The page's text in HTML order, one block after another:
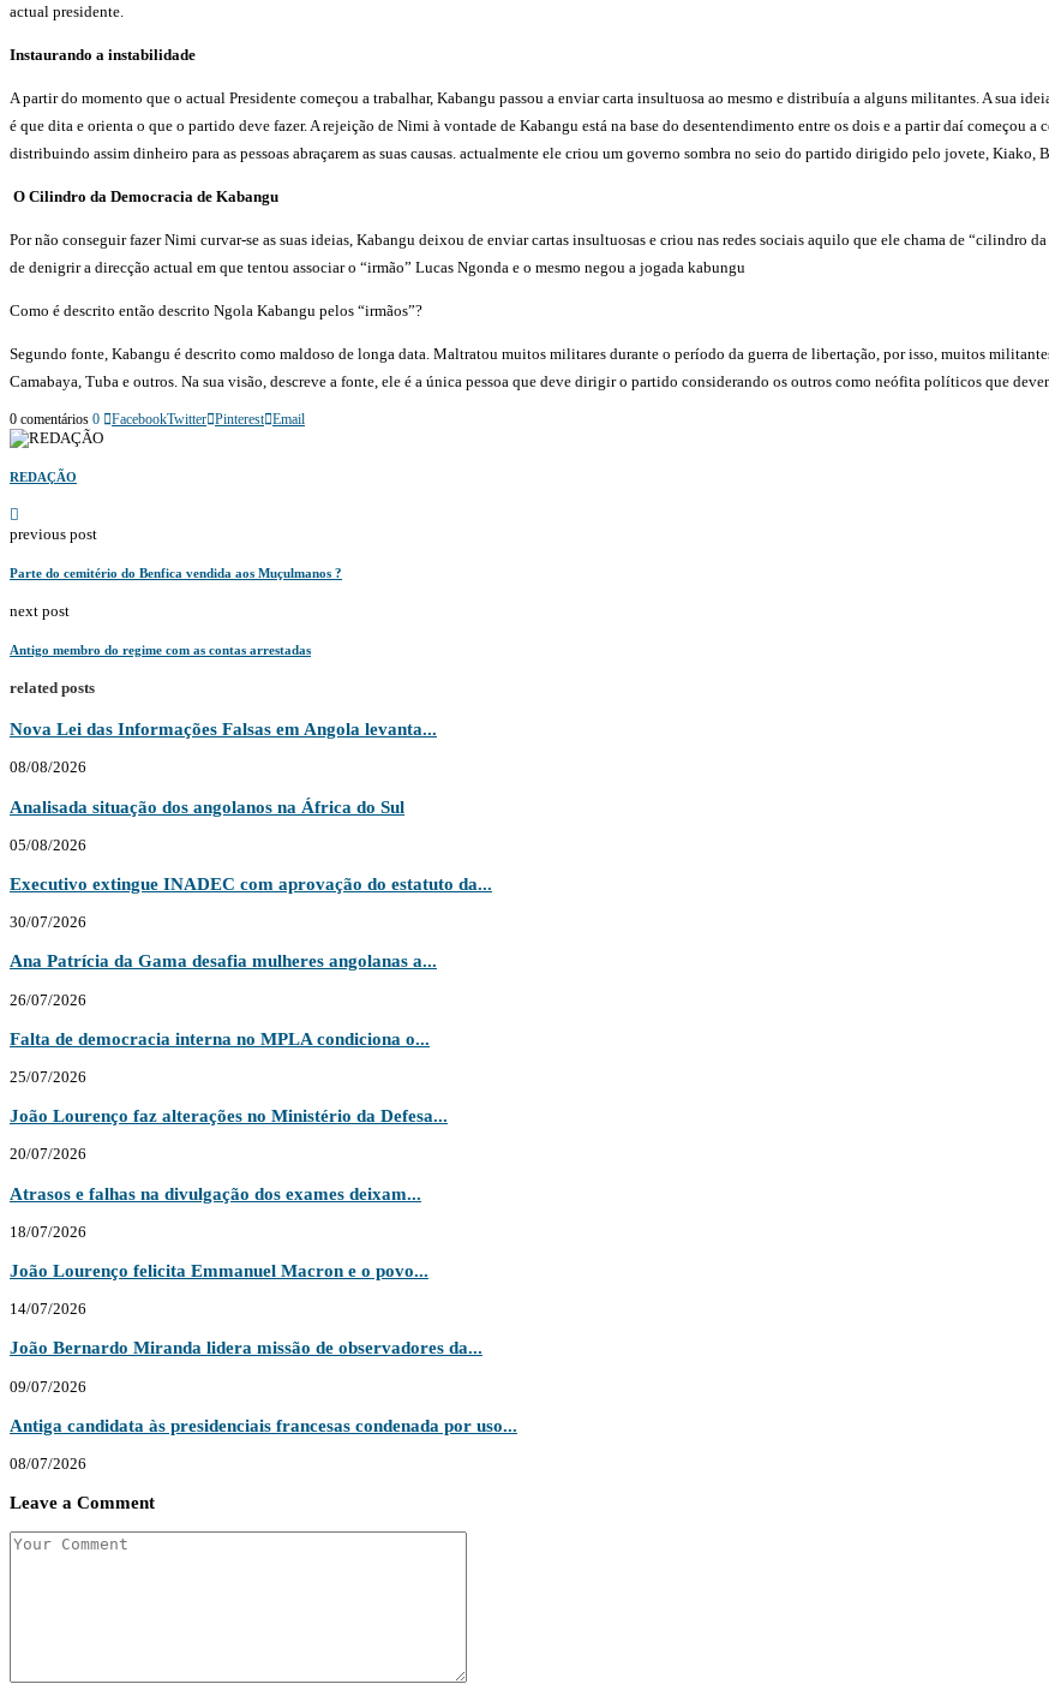
actual presidente.
Instaurando a instabilidade
A partir do momento que o actual Presidente começou a trabalhar, Kabangu passou a enviar carta insultuosa ao mesmo e distribuía a alguns militantes. A sua
é que dita e orienta o que o partido deve fazer. A rejeição de Nimi à vontade de Kabangu está na base do desentendimento entre os dois e a partir daí começou
distribuindo assim dinheiro para as pessoas abraçarem as suas causas. actualmente ele criou um governo sombra no seio do partido dirigido pelo jovete, Kiako,
O Cilindro da Democracia de Kabangu
Por não conseguir fazer Nimi curvar-se as suas ideias, Kabangu deixou de enviar cartas insultuosas e criou nas redes sociais aquilo que ele chama de “cilindro
de denigrir a direcção actual em que tentou associar o “irmão” Lucas Ngonda e o mesmo negou a jogada kabungu
Como é descrito então descrito Ngola Kabangu pelos “irmãos”?
Segundo fonte, Kabangu é descrito como maldoso de longa data. Maltratou muitos militares durante o período da guerra de libertação, por isso, muitos
Camabaya, Tuba e outros. Na sua visão, descreve a fonte, ele é a única pessoa que deve dirigir o partido considerando os outros como neófita políticos que
0 comentários 0 FacebookTwitter Pinterest Email
REDAÇÃO
previous post
Parte do cemitério do Benfica vendida aos Muçulmanos ?
next post
Antigo membro do regime com as contas arrestadas
related posts
Nova Lei das Informações Falsas em Angola levanta...
08/08/2026
Analisada situação dos angolanos na África do Sul
05/08/2026
Executivo extingue INADEC com aprovação do estatuto da...
30/07/2026
Ana Patrícia da Gama desafia mulheres angolanas a...
26/07/2026
Falta de democracia interna no MPLA condiciona o...
25/07/2026
João Lourenço faz alterações no Ministério da Defesa...
20/07/2026
Atrasos e falhas na divulgação dos exames deixam...
18/07/2026
João Lourenço felicita Emmanuel Macron e o povo...
14/07/2026
João Bernardo Miranda lidera missão de observadores da...
09/07/2026
Antiga candidata às presidenciais francesas condenada por uso...
08/07/2026
Leave a Comment